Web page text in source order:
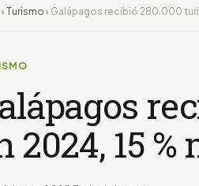
› Turismo › Galápagos recibió 280.000
2024, 15